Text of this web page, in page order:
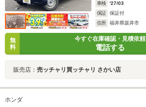
車検
'27/03
保証
保証付
住所
福井県坂井市
無
料
今すぐ在庫確認・見積依頼
電話する
販売店： 売ッチャリ買ッチャリ さかい店
ホンダ